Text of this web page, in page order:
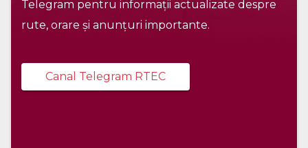
Telegram pentru informații actualizate despre
rute, orare și anunțuri importante.
Canal Telegram RTEC